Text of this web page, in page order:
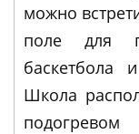
можно
поле для
баскетбола
Школа